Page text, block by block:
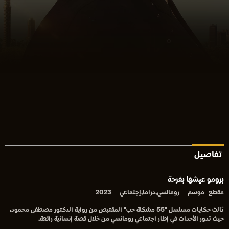
تفاصيل
برومو عيشها بفرحة
مقطع موسم رومانسي,دراما,إجتماعي 2023
ثالث حكايات مسلسل "55 مشكلة حب" المقتبص من رواية الدكتور مصطفى محمود،
حيث تدور الأحداث في إطار اجتماعي رومانسي من خلال قصة إنسانية رائعة.